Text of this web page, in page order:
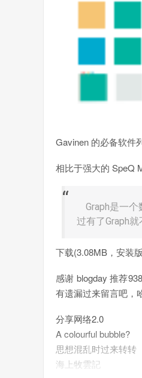
Gavinen 的必备软件
相比于强大的 SpeQ
Graph是一
过有了Graph
下载(3.08MB，安装
感谢 blogday 推荐
有遗漏过来留言吧，
分享网络2.0
A colourful bubble?
思想混乱时过来转转
海上牧雲記